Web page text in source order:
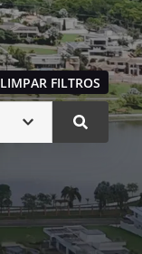
LIMPAR FILTROS